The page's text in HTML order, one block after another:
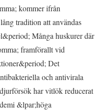
kommer ifrån
tradition att användas
Många huskurer där
framförallt vid
Det
och antivirala
har vitlök reducerat
&lpar;höga